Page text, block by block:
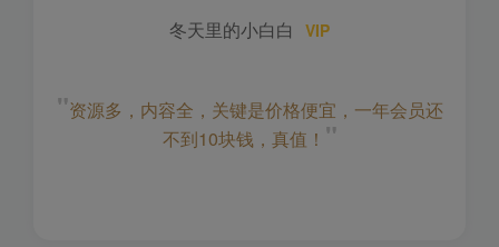
冬天里的小白白 VIP
"资源多，内容全，关键是价格便宜，一年会员还
不到10块钱，真值！ "